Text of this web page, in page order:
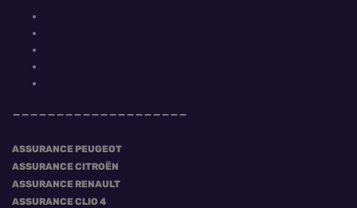
ASSURANCE PEUGEOT
ASSURANCE CITROËN
ASSURANCE RENAULT
ASSURANCE CLIO 4